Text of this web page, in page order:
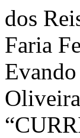
dos
Faria